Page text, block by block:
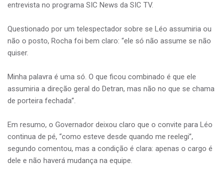
entrevista no programa SIC News da SIC TV.
Questionado por um telespectador sobre se Léo assumiria ou
não o posto, Rocha foi bem claro: “ele só não assume se não
quiser.
Minha palavra é uma só. O que ficou combinado é que ele
assumiria a direção geral do Detran, mas não no que se chama
de porteira fechada”.
Em resumo, o Governador deixou claro que o convite para Léo
continua de pé, “como esteve desde quando me reelegi”,
segundo comentou, mas a condição é clara: apenas o cargo é
dele e não haverá mudança na equipe.